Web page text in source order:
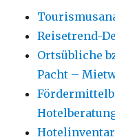
Reisetrend-
Ortsübliche
Pacht –